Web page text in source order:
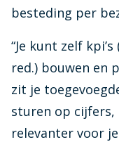
besteding per
“Je kunt zelf
red.) bouwen en
zit je
sturen op cijfers,
relevanter voor